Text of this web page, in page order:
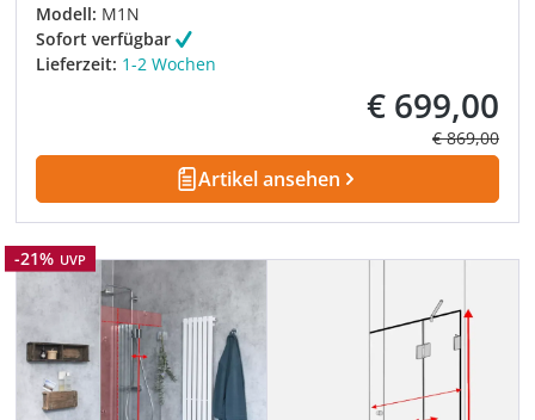
Modell: M1N
Sofort verfügbar
Lieferzeit: 1-2 Wochen
Verkaufspreis:
€ 699,00
Regulärer
€ 869,00
Artikel ansehen
Rabatt
-21% UVP